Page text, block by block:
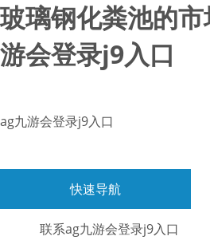
玻璃钢化粪池的
游会登录j9入口
ag九游会登录j9入口
快速导航
联系ag九游会登录j9入口